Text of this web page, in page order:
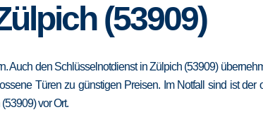
(53909)
Auch den Schlüsselnotdienst in Zülpich (53909)
Türen zu günstigen Preisen. Im Notfall sind ist der
vor Ort.